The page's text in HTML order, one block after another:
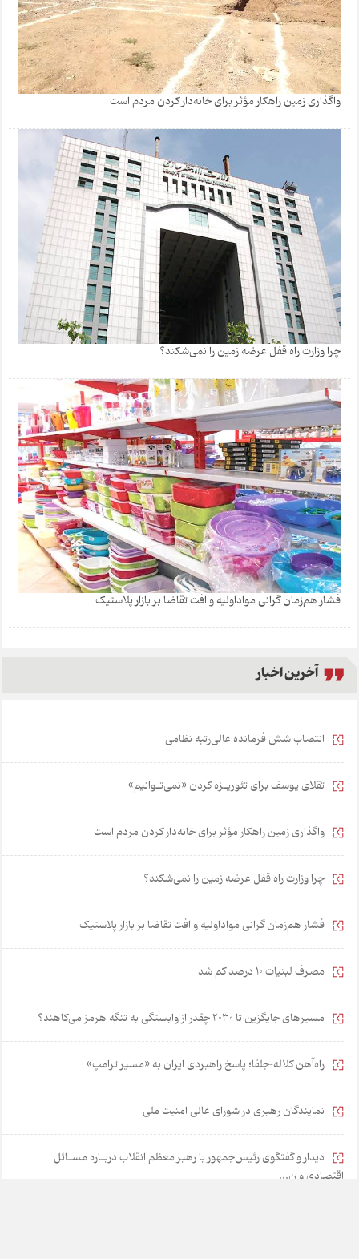
واگذاری زمین راهکار مؤثر برای خانه‌دار کردن مردم است
چرا وزارت راه قفل عرضه زمین را نمی‌شکند؟
فشار هم‌زمان گرانی مواداولیه و افت تقاضا بر بازار پلاستیک
آخرین اخبار
انتصاب شش فرمانده عالی‌رتبه نظامی
تقلای یوسف برای تئور‌یـزه ک‍ردن «نمی‌تـوانیم»
واگذاری زمین راهکار مؤثر برای خانه‌دار کردن مردم است
چرا وزارت راه قفل عرضه زمین را نمی‌شکند؟
فشار هم‌زمان گرانی مواداولیه و افت تقاضا بر بازار پلاستیک
مصرف لبنیات 10 درصد کم شد
مسیرهای جایگزین تا ۲۰۳۰ چقدر از وابستگی به تنگه هرمز می‌کاهند؟
راه‌آهن کلاله–جلفا؛ پاسخ راهبردی ایران به «مسیر ترامپ»
نمایندگان رهبری در شورای عالی امنیت ملی
دیدار و گفتگوی رئیس‌جمهور با رهبر معظم انقلاب دربـاره مسـائل
اقتصادی و ن...